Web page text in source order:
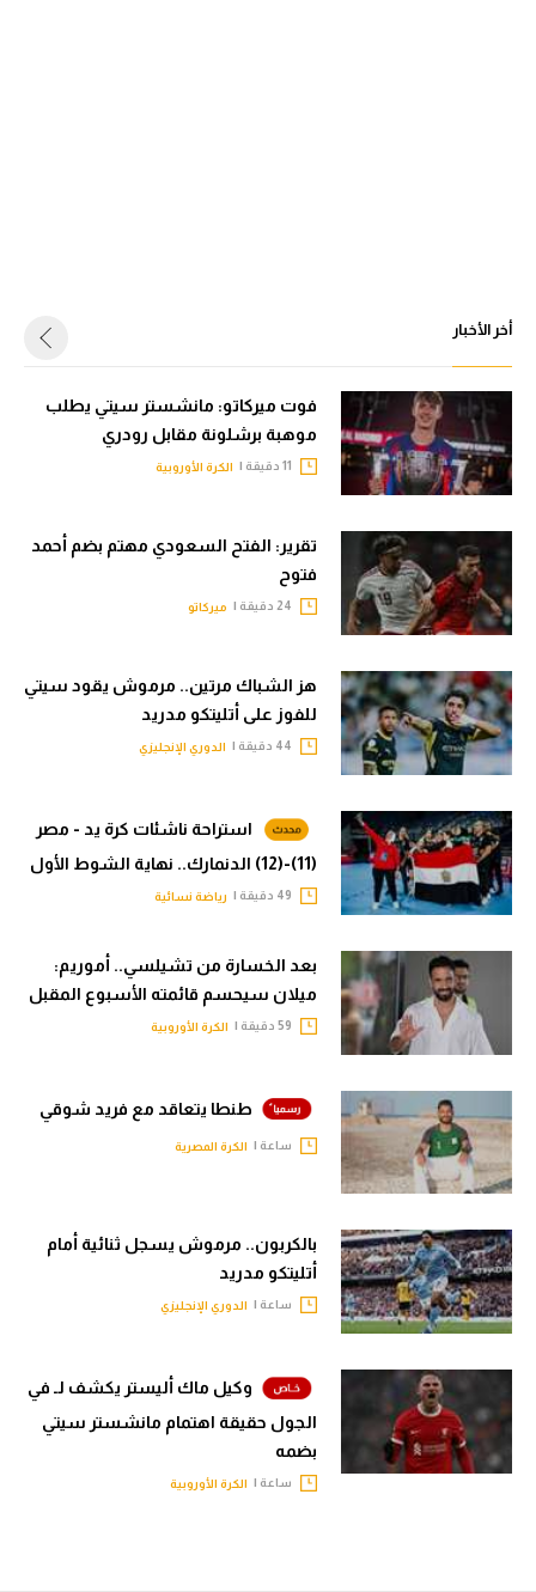
أخر الأخبار
فوت ميركاتو: مانشستر سيتي يطلب
موهبة برشلونة مقابل رودري
الكرة الأوروبية
تقرير: الفتح السعودي مهتم بضم أحمد
فتوح
ميركاتو
هز الشباك مرتين.. مرموش يقود سيتي
للفوز على أتليتكو مدريد
الدوري الإنجليزي
استراحة ناشئات كرة يد - مصر
(11)-(12) الدنمارك.. نهاية الشوط الأول
رياضة نسائية
بعد الخسارة من تشيلسي.. أموريم:
ميلان سيحسم قائمته الأسبوع المقبل
الكرة الأوروبية
طنطا يتعاقد مع فريد شوقي
ساعة | الكرة المصرية
بالكربون.. مرموش يسجل ثنائية أمام
أتليتكو مدريد
ساعة | الدوري الإنجليزي
وكيل ماك أليستر يكشف لـ في
الجول حقيقة اهتمام مانشستر سيتي
بضمه
ساعة | الكرة الأوروبية